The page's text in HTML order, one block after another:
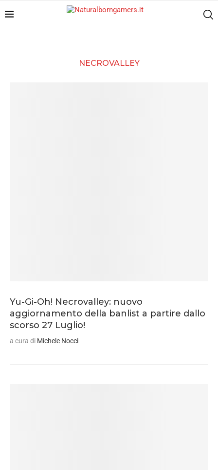
NECROVALLEY
Yu-Gi-Oh! Necrovalley: nuovo
aggiornamento della banlist a partire dallo
scorso 27 Luglio!
a cura di Michele Nocci